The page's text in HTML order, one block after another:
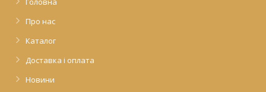
Про нас
Каталог
Доставка і оплата
Новини